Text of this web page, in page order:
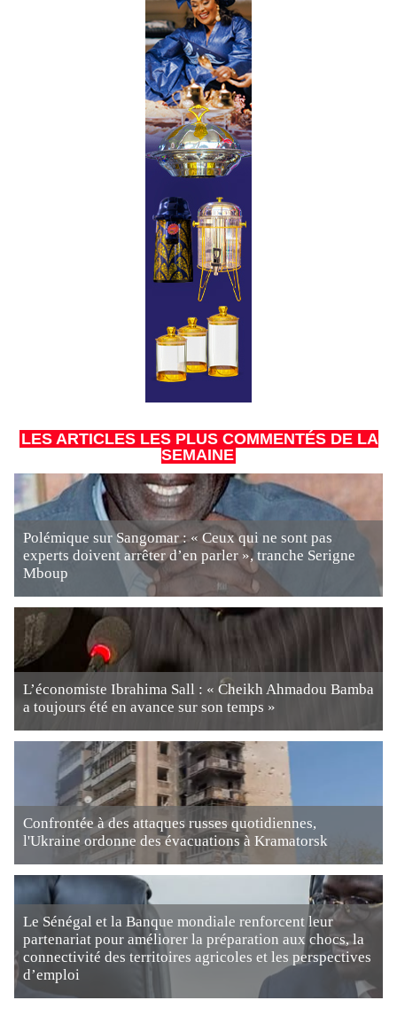
LES ARTICLES LES PLUS COMMENTÉS DE LA
SEMAINE
Polémique sur Sangomar : « Ceux qui ne sont pas
experts doivent arrêter d’en parler », tranche Serigne
Mboup
L’économiste Ibrahima Sall : « Cheikh Ahmadou Bamba
a toujours été en avance sur son temps »
Confrontée à des attaques russes quotidiennes,
l'Ukraine ordonne des évacuations à Kramatorsk
Le Sénégal et la Banque mondiale renforcent leur
partenariat pour améliorer la préparation aux chocs, la
connectivité des territoires agricoles et les perspectives
d’emploi